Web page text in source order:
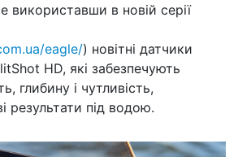
використавши в новій серії
eagle/) новітні датчики
HD, які забезпечують
глибину і чутливість,
результати під водою.